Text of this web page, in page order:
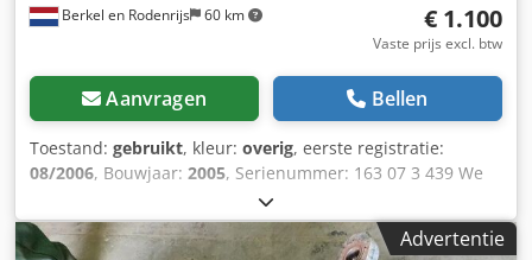
Berkel en Rodenrijs 60 km € 1.100
Vaste prijs excl. btw
Aanvragen Bellen
Toestand: gebruikt, kleur: overig, eerste registratie:
08/2006, Bouwjaar: 2005, Serienummer: 163 07 3 439 We
hebben meer dan 100 assen op voorraad. Cedpfx Aezrfc
Eobfoha Neem contact met ons op als u niet kunt vinden
wat u zoekt.
Advertentie